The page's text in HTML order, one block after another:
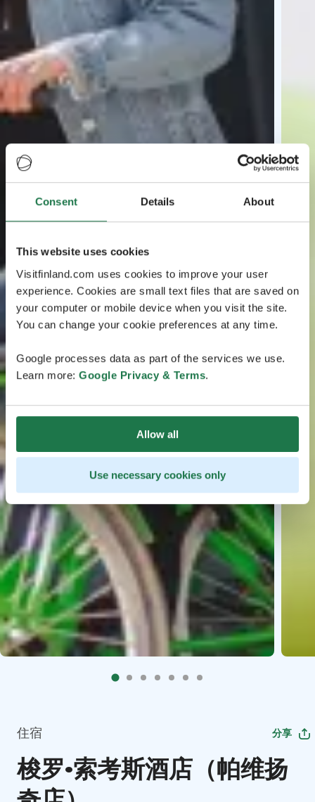
Consent Details About
This website uses cookies
Visitfinland.com uses cookies to improve your user
experience. Cookies are small text files that are saved on
your computer or mobile device when you visit the site.
You can change your cookie preferences at any time.
Google processes data as part of the services we use.
Learn more: Google Privacy & Terms.
Allow all
Use necessary cookies only
住宿 分享
梭罗·索考斯酒店（帕维扬